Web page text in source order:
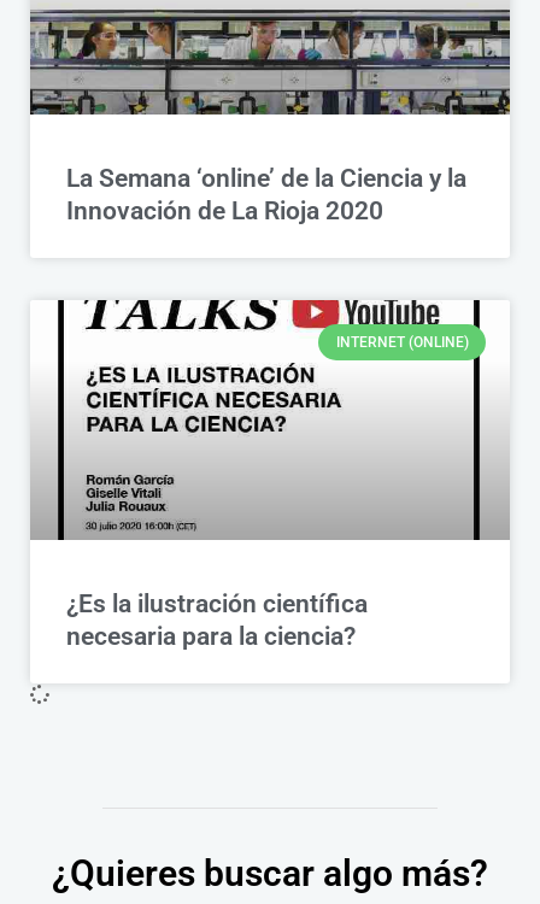
La Semana ‘online’ de la Ciencia y la
Innovación de La Rioja 2020
INTERNET (ONLINE)
¿Es la ilustración científica
necesaria para la ciencia?
¿Quieres buscar algo más?